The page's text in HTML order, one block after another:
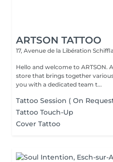
ARTSON TATTOO
17, Avenue de la Libération
Hello and welcome to ARTSON. ARTSON is a unique concept
store that brings together
you with a dedicated team t...
Tattoo Session ( On
Tattoo Touch-Up
Cover Tattoo